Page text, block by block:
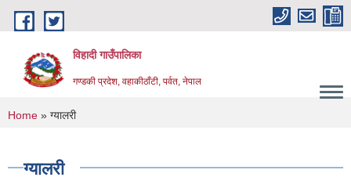
Skip to main content
विहादी गाउँपालिका
गण्डकी प्रदेश, वहाकीठाँटी, पर्वत, नेपाल
You are here
Home » ग्यालरी
ग्यालरी